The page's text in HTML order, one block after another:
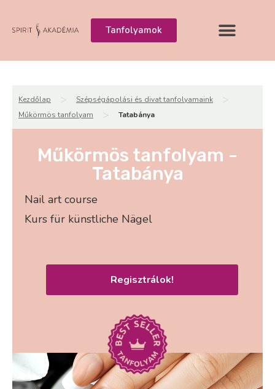
Tanfolyamok
Kezdőlap > Szépségápolási és divat tanfolyamaink >
Műkörmös tanfolyam > Tatabánya
Műkörmös tanfolyam -
Tatabánya
Nail art course
Kurs für künstliche Nägel
Regisztrálok!